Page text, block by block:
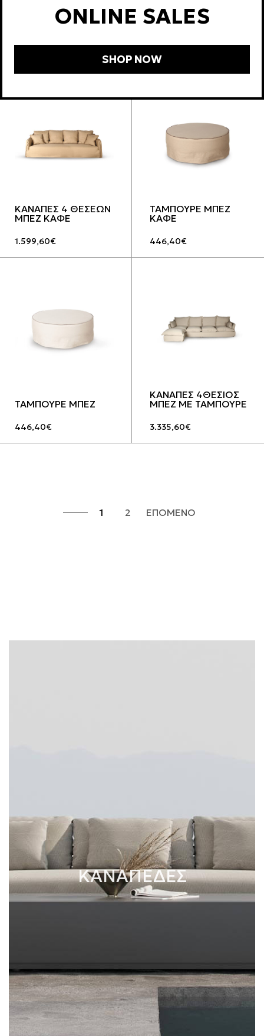
ΤΑΜΠΟΥΡΕ SMART
ΚΑΝΑΠΕΣ 3 ΘΕΣΕΩΝ
1.463,20
ΚΑΝΑΠΕΣ 4 ΘΕΣΕΩΝ
ΜΠΕΖ ΚΑΦΕ
1.599,60€
ΤΑΜΠΟΥΡΕ ΜΠΕΖ
ΚΑΦΕ
446,40€
ΤΑΜΠΟΥΡΕ ΜΠΕΖ
446,40€
ΚΑΝΑΠΕΣ 4ΘΕΣΙΟΣ
ΜΠΕΖ ΜΕ ΤΑΜΠΟΥΡΕ
3.335,60€
1 2 ΕΠΟΜΕΝΟ
ΚΑΝΑΠΕΔΕΣ
ONLINE SALES
SHOP NOW